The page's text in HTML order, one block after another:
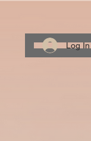
Log In